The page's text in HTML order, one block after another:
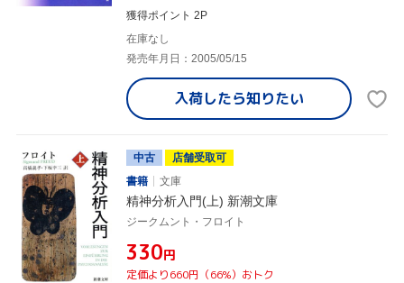
獲得ポイント 2P
在庫なし
発売年月日：2005/05/15
入荷したら知りたい
中古
店舗受取可
書籍
文庫
精神分析入門(上) 新潮文庫
ジークムント・フロイト
¥330円
定価より660円（66%）おトク